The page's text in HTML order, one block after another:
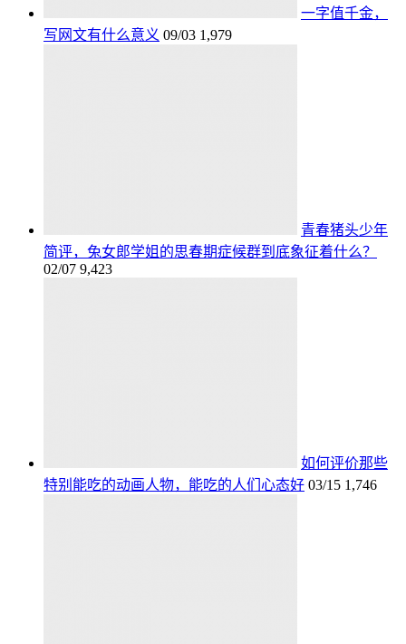
一字值千金，
写网文有什么意义 09/03 1,979
青春猪头少年
简评，兔女郎学姐的思春期症候群到底象征着什么？
02/07 9,423
如何评价那些
特别能吃的动画人物，能吃的人们心态好 03/15 1,746